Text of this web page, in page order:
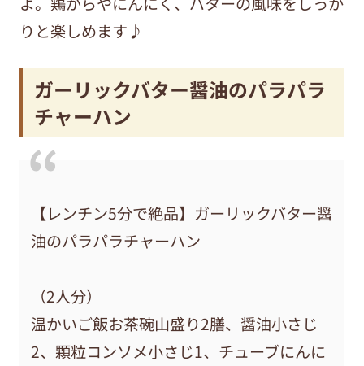
りと楽しめます♪
ガーリックバター醤油のパラパラ
チャーハン
【レンチン5分で絶品】ガーリックバター醤
油のパラパラチャーハン
（2人分）
温かいご飯お茶碗山盛り2膳、醤油小さじ
2、顆粒コンソメ小さじ1、チューブにんに